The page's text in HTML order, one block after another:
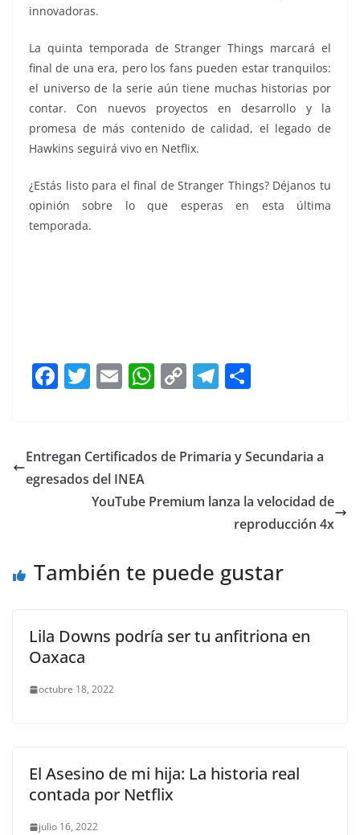
innovadoras.
La quinta temporada de Stranger Things marcará el
final de una era, pero los fans pueden estar tranquilos:
el universo de la serie aún tiene muchas historias por
contar. Con nuevos proyectos en desarrollo y la
promesa de más contenido de calidad, el legado de
Hawkins seguirá vivo en Netflix.
¿Estás listo para el final de Stranger Things? Déjanos tu
opinión sobre lo que esperas en esta última
temporada.
F
e
b
T
er
E
l
W
s
p
C
y
n
T
gr
m
e
Entregan Certificados de Primaria y Secundaria a
egresados del INEA
YouTube Premium lanza la velocidad de
reproducción 4x
También te puede gustar
Lila Downs podría ser tu anfitriona en
Oaxaca
octubre 18, 2022
El Asesino de mi hija: La historia real
contada por Netflix
julio 16, 2022